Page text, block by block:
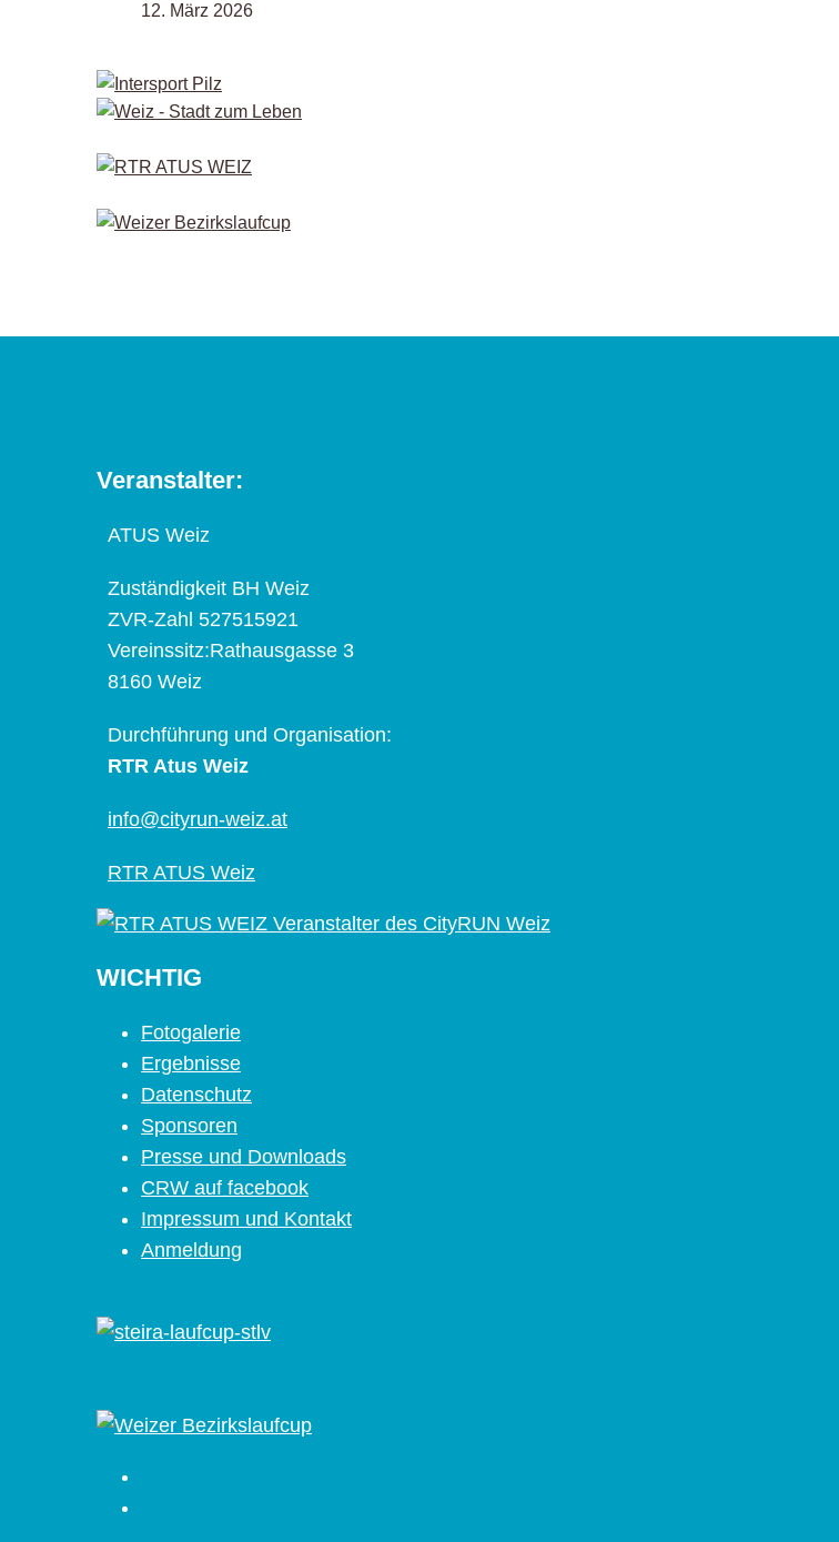
12. März 2026
Veranstalter:
ATUS Weiz
Zuständigkeit BH Weiz
ZVR-Zahl 527515921
Vereinssitz:Rathausgasse 3
8160 Weiz
Durchführung und Organisation:
RTR Atus Weiz
info@cityrun-weiz.at
RTR ATUS Weiz
WICHTIG
Fotogalerie
Ergebnisse
Datenschutz
Sponsoren
Presse und Downloads
CRW auf facebook
Impressum und Kontakt
Anmeldung